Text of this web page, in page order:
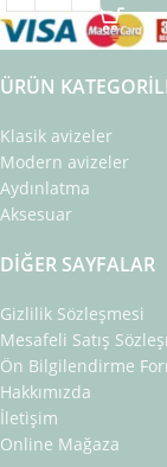
ÜRÜN
Klasik avizeler
Modern avizeler
Aydınlatma
Aksesuar
DIĞER SAYFALAR
Gizlilik Sözleşmesi
Mesafeli Satış
Ön Bilgilendirme
Hakkımızda
İletişim
Online Mağaza